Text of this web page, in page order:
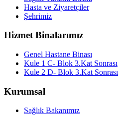
Hasta ve Ziyaretçiler
Şehrimiz
Hizmet Binalarımız
Genel Hastane Binası
Kule 1 C- Blok 3.Kat Sonrası
Kule 2 D- Blok 3.Kat Sonrası
Kurumsal
Sağlık Bakanımız